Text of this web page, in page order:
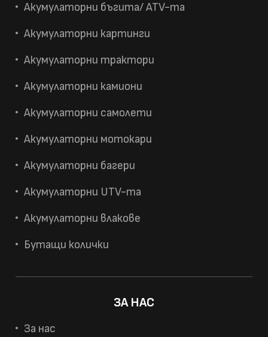
Акумулаторни бъгита/ ATV-та
Акумулаторни картинги
Акумулаторни трактори
Акумулаторни камиони
Акумулаторни самолети
Акумулаторни мотокари
Акумулаторни багери
Акумулаторни UTV-та
Акумулаторни влакове
Бутащи колички
ЗА НАС
За нас